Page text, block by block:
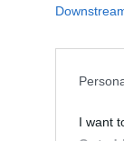
I want